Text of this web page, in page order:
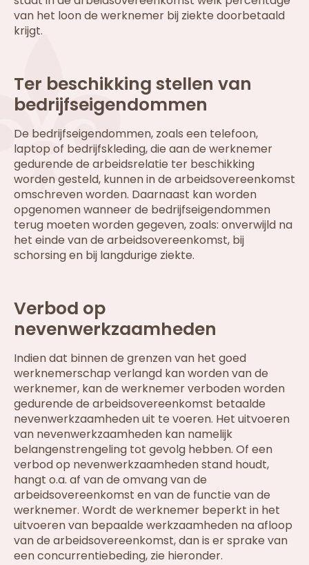
van het loon de werknemer bij ziekte doorbetaald
krijgt.
Ter beschikking stellen van
bedrijfseigendommen
De bedrijfseigendommen, zoals een telefoon,
laptop of bedrijfskleding, die aan de werknemer
gedurende de arbeidsrelatie ter beschikking
worden gesteld, kunnen in de arbeidsovereenkomst
omschreven worden. Daarnaast kan worden
opgenomen wanneer de bedrijfseigendommen
terug moeten worden gegeven, zoals: onverwijld na
het einde van de arbeidsovereenkomst, bij
schorsing en bij langdurige ziekte.
Verbod op
nevenwerkzaamheden
Indien dat binnen de grenzen van het goed
werknemerschap verlangd kan worden van de
werknemer, kan de werknemer verboden worden
gedurende de arbeidsovereenkomst betaalde
nevenwerkzaamheden uit te voeren. Het uitvoeren
van nevenwerkzaamheden kan namelijk
belangenstrengeling tot gevolg hebben. Of een
verbod op nevenwerkzaamheden stand houdt,
hangt o.a. af van de omvang van de
arbeidsovereenkomst en van de functie van de
werknemer. Wordt de werknemer beperkt in het
uitvoeren van bepaalde werkzaamheden na afloop
van de arbeidsovereenkomst, dan is er sprake van
een concurrentiebeding, zie hieronder.